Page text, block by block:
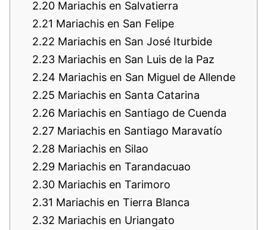
2.20 Mariachis en Salvatierra
2.21 Mariachis en San Felipe
2.22 Mariachis en San José Iturbide
2.23 Mariachis en San Luis de la Paz
2.24 Mariachis en San Miguel de Allende
2.25 Mariachis en Santa Catarina
2.26 Mariachis en Santiago de Cuenda
2.27 Mariachis en Santiago Maravatío
2.28 Mariachis en Silao
2.29 Mariachis en Tarandacuao
2.30 Mariachis en Tarimoro
2.31 Mariachis en Tierra Blanca
2.32 Mariachis en Uriangato